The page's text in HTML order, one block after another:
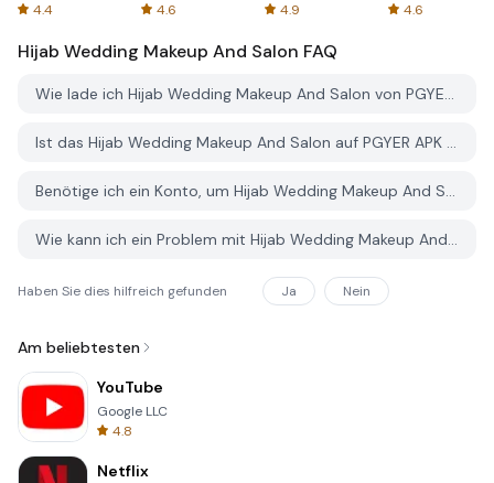
4.4
Spreadsheets
4.6 4.9
AFTVnews
4.6
Hijab Wedding Makeup And Salon FAQ
Wie lade ich Hijab Wedding Makeup And Salon von PGYER APK HUB herunter?
Ist das Hijab Wedding Makeup And Salon auf PGYER APK HUB kostenlos zum Download?
Benötige ich ein Konto, um Hijab Wedding Makeup And Salon von PGYER APK HUB herunterzuladen?
Wie kann ich ein Problem mit Hijab Wedding Makeup And Salon auf PGYER APK HUB melden?
Haben Sie dies hilfreich gefunden Ja Nein
Am beliebtesten
YouTube
Google LLC
4.8
Netflix